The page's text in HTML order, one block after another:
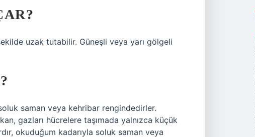
uzak tutabilir. Güneşli veya yarı gölgeli
saman veya kehribar rengindedirler.
gazları hücrelere taşımada yalnızca küçük
okuduğum kadarıyla soluk saman veya